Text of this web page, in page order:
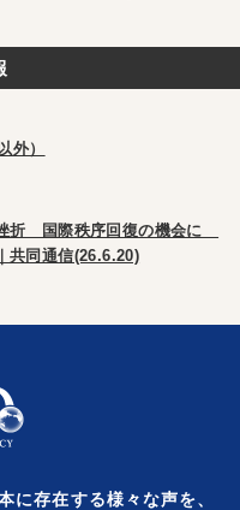
外）
挫折 国際秩序回復の機会に
共同通信(26.6.20)
に存在する様々な声を、